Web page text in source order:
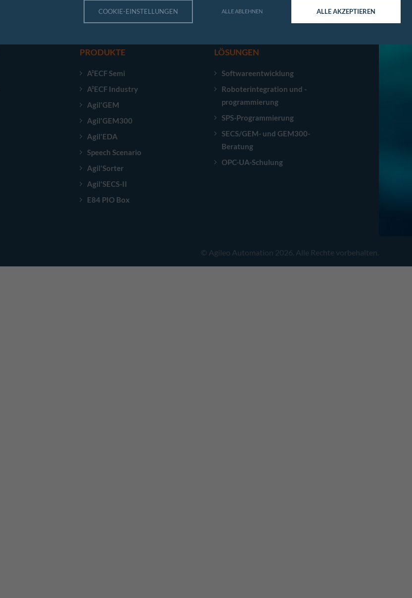
PRODUKTE
A²ECF Semi
A²ECF Industry
Agil'GEM
Agil'GEM300
Agil'EDA
Speech Scenario
Agil'Sorter
Agil'SECS-II
E84 PIO Box
LÖSUNGEN
Softwareentwicklung
Roboterintegration und -
programmierung
SPS-Programmierung
SECS/GEM- und GEM300-
Beratung
OPC-UA-Schulung
COOKIE-EINSTELLUNGEN ALLE ABLEHNEN ALLE AKZEPTIEREN
© Agileo Automation 2026. Alle Rechte vorbehalten.